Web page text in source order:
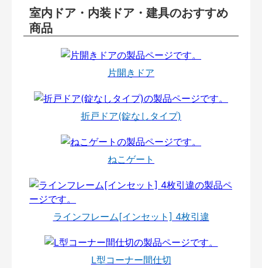
室内ドア・内装ドア・建具のおすすめ
商品
片開きドア
折戸ドア(錠なしタイプ)
ねこゲート
ラインフレーム[インセット] 4枚引違
L型コーナー間仕切